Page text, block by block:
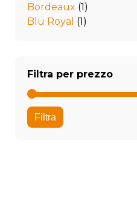
Bordeaux (1)
Blu Royal (1)
Filtra per prezzo
Filtra